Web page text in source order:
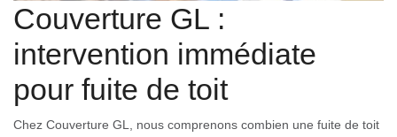
Couverture GL :
intervention immédiate
pour fuite de toit
Chez Couverture GL, nous comprenons combien une fuite de toit